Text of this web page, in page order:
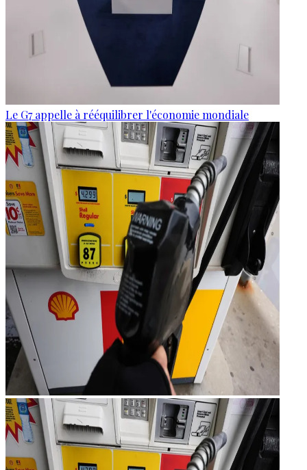
Le G7 appelle à rééquilibrer l'économie mondiale